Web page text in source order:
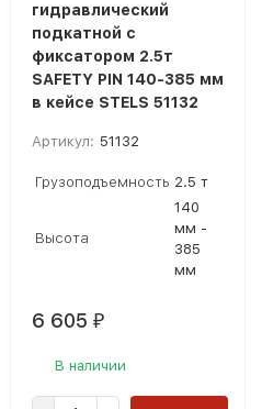
гидравлический
подкатной с
фиксатором 2.5т
SAFETY PIN 140-385 мм
в кейсе STELS 51132
Артикул: 51132
Грузоподъемность 2.5 т
Высота
140
мм -
385
мм
6 605 ₽
В наличии